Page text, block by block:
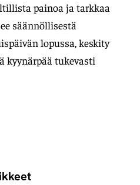
painoa ja tarkkaa
säännöllisestä
lopussa, keskity
kyynärpää tukevasti